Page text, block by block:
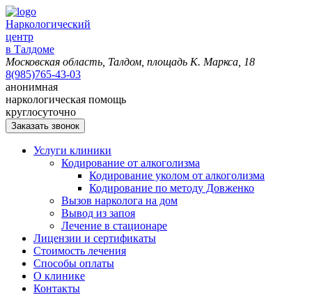
Наркологический
центр
в Талдоме
Московская область, Талдом, площадь К. Маркса, 18
8(985)765-43-03
анонимная
наркологическая помощь
круглосуточно
Заказать звонок
Услуги клиники
Кодирование от алкоголизма
Кодирование уколом от алкоголизма
Кодирование по методу Довженко
Вызов нарколога на дом
Вывод из запоя
Лечение в стационаре
Лицензии и сертификаты
Стоимость лечения
Способы оплаты
О клинике
Контакты